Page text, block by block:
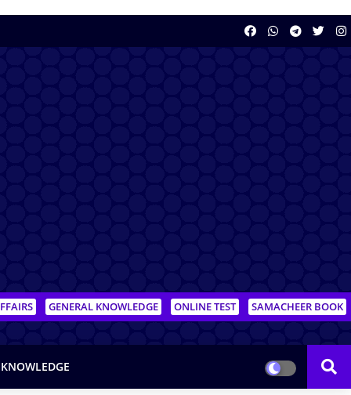
GENERAL KNOWLEDGE ONLINE TEST SAMACHEER BOOK